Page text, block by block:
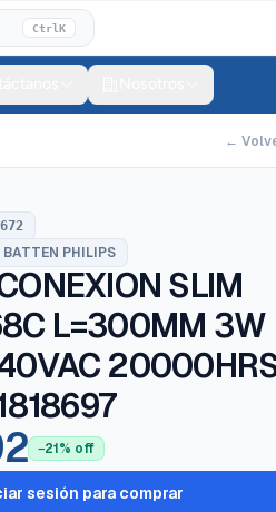
Ctrl K
←
BATTEN PHILIPS
SLIM
L=300MM 3W
−21% off
sesión para comprar